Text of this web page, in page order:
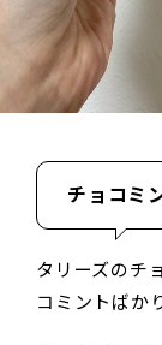
チョコミ
タリーズのチ
コミントばか